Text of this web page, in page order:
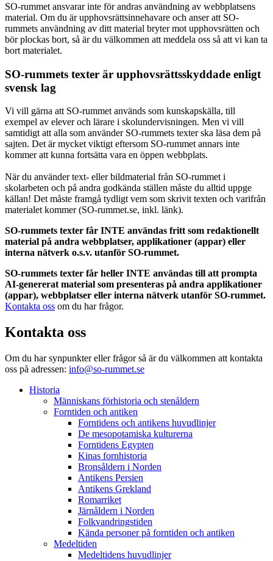
SO-rummet ansvarar inte för andras användning av webbplatsens
material. Om du är upphovsrättsinnehavare och anser att SO-
rummets användning av ditt material bryter mot upphovsrätten och
bör plockas bort, så är du välkommen att meddela oss så att vi kan ta
bort materialet.
SO-rummets texter är upphovsrättsskyddade enligt
svensk lag
Vi vill gärna att SO-rummet används som kunskapskälla, till
exempel av elever och lärare i skolundervisningen. Men vi vill
samtidigt att alla som använder SO-rummets texter ska läsa dem på
sajten. Det är mycket viktigt eftersom SO-rummet annars inte
kommer att kunna fortsätta vara en öppen webbplats.
När du använder text- eller bildmaterial från SO-rummet i
skolarbeten och på andra godkända ställen måste du alltid uppge
källan! Det måste framgå tydligt vem som skrivit texten och varifrån
materialet kommer (SO-rummet.se, inkl. länk).
SO-rummets texter får INTE användas fritt som redaktionellt
material på andra webbplatser, applikationer (appar) eller
interna nätverk o.s.v. utanför SO-rummet.
SO-rummets texter får heller INTE användas till att prompta
AI-genererat material som presenteras på andra applikationer
(appar), webbplatser eller interna nätverk utanför SO-rummet.
Kontakta oss om du har frågor.
Kontakta oss
Om du har synpunkter eller frågor så är du välkommen att kontakta
oss på adressen: info@so-rummet.se
Historia
Människans förhistoria och stenåldern
Forntiden och antiken
Forntidens och antikens huvudlinjer
De mesopotamiska kulturerna
Forntidens Egypten
Kinas fornhistoria
Bronsåldern i Norden
Antikens Persien
Antikens Grekland
Romarriket
Järnåldern i Norden
Folkvandringstiden
Kända personer på forntiden och antiken
Medeltiden
Medeltidens huvudlinjer